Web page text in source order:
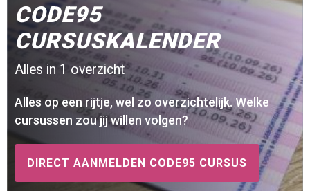
CODE95
CURSUSKALENDER
Alles in 1 overzicht
Alles op een rijtje, wel zo overzichtelijk. Welke
cursussen zou jij willen volgen?
DIRECT AANMELDEN CODE95 CURSUS